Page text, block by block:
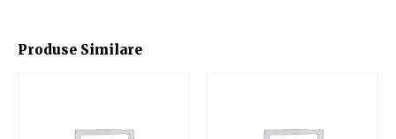
Produse Similare